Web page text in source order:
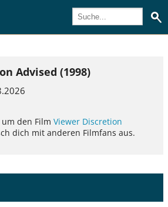
Advised (1998)
den Film Viewer Discretion
dich mit anderen Filmfans aus.